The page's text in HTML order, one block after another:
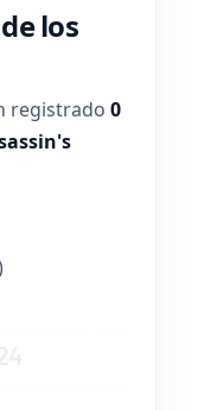
los
registrado 0